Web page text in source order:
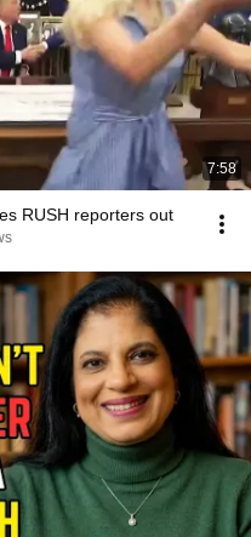
7:58
RUSH reporters out